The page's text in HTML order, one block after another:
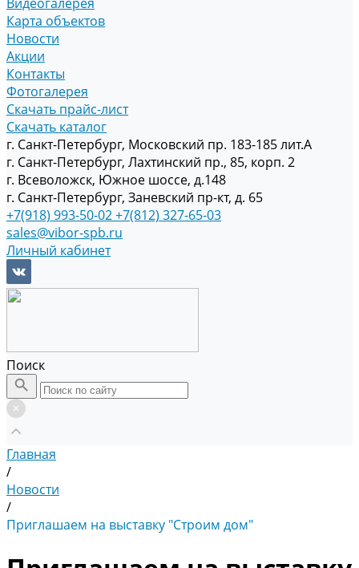
Карта объектов
Новости
Акции
Контакты
Фотогалерея
Скачать прайс-лист
Скачать каталог
г. Санкт-Петербург, Московский пр. 183-185 лит.А
г. Санкт-Петербург, Лахтинский пр., 85, корп. 2
г. Всеволожск, Южное шоссе, д.148
г. Санкт-Петербург, Заневский пр-кт, д. 65
+7(918) 993-50-02+7(812) 327-65-03
sales@vibor-spb.ru
Личный кабинет
Поиск
Главная
/
Новости
/
Приглашаем на выставку "Строим дом"